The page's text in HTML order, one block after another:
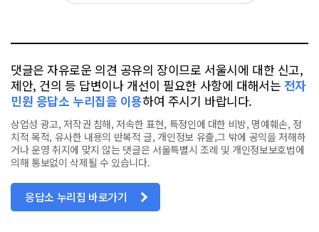
댓글은 자유로운 의견 공유의 장이므로 서울시에 대한 신고,
제안, 건의 등 답변이나 개선이 필요한 사항에 대해서는 전자
민원 응답소 누리집을 이용하여 주시기 바랍니다.
상업성 광고, 저작권 침해, 저속한 표현, 특정인에 대한 비방, 명예훼손, 정
치적 목적, 유사한 내용의 반복적 글, 개인정보 유출,그 밖에 공익을 저해하
거나 운영 취지에 맞지 않는 댓글은 서울특별시 조례 및 개인정보보호법에
의해 통보없이 삭제될 수 있습니다.
응답소 누리집 바로가기